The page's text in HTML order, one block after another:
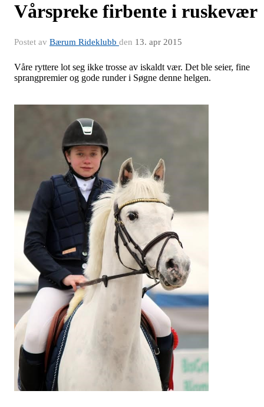
Vårspreke firbente i ruskevær
Postet av Bærum Rideklubb den 13. apr 2015
Våre ryttere lot seg ikke trosse av iskaldt vær. Det ble seier, fine
sprangpremier og gode runder i Søgne denne helgen.